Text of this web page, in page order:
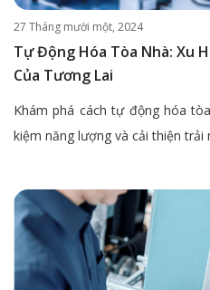
27 Tháng mười một, 2024
Tự Động Hóa Tòa Nhà: Xu
Của Tương Lai
Khám phá cách tự động hóa
kiệm năng lượng và cải thiện trải